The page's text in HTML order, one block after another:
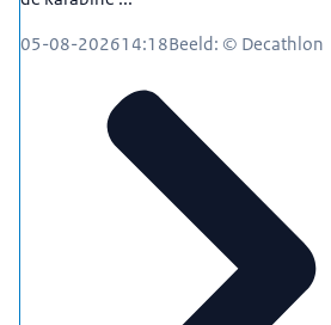
05-08-202614:18Beeld: © Decathlon